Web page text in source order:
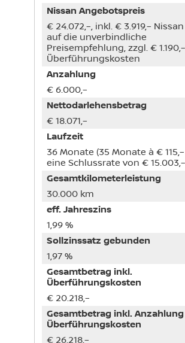
Nissan Angebotspreis
€ 24.072,–, inkl. € 3.919,–
auf die unverbindliche
Preisempfehlung, zzgl. € 1.190,–
Überführungskosten
Anzahlung
€ 6.000,–
Nettodarlehensbetrag
€ 18.071,–
Laufzeit
36 Monate (35 Monate à €
eine Schlussrate von €
Gesamtkilometerleistung
30.000 km
eff. Jahreszins
1,99 %
Sollzinssatz gebunden
1,97 %
Gesamtbetrag inkl.
Überführungskosten
€ 20.218,–
Gesamtbetrag inkl.
Überführungskosten
€ 26.218,–